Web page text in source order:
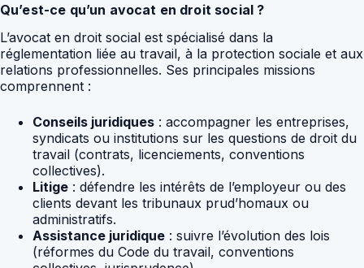
Qu’est-ce qu’un avocat en droit social ?
L’avocat en droit social est spécialisé dans la
réglementation liée au travail, à la protection sociale et aux
relations professionnelles. Ses principales missions
comprennent :
Conseils juridiques : accompagner les entreprises,
syndicats ou institutions sur les questions de droit du
travail (contrats, licenciements, conventions
collectives).
Litige : défendre les intérêts de l’employeur ou des
clients devant les tribunaux prud’homaux ou
administratifs.
Assistance juridique : suivre l’évolution des lois
(réformes du Code du travail, conventions